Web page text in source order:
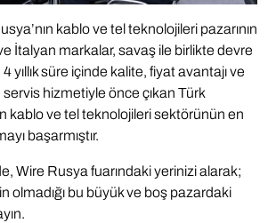
kablo ve tel teknolojileri pazarının
İtalyan markalar, savaş ile birlikte devre
4 yıllık süre içinde kalite, fiyat avantajı ve
servis hizmetiyle önce çıkan Türk
kablo ve tel teknolojileri sektörünün en
başarmıştır.
Wire Rusya fuarındaki yerinizi alarak;
olmadığı bu büyük ve boş pazardaki